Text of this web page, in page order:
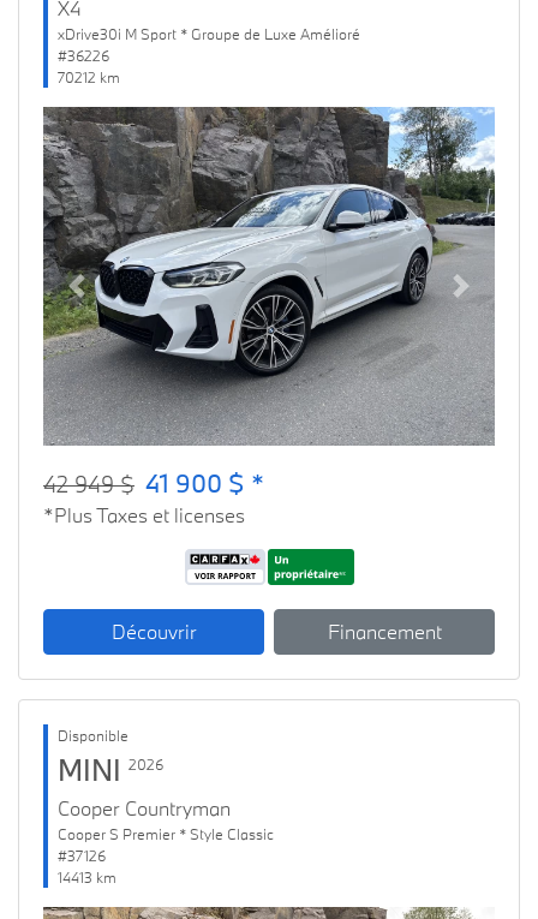
X4
xDrive30i M Sport * Groupe de Luxe Amélioré
#36226
70212 km
Previous Next
42 949 $ 41 900 $ *
*Plus Taxes et licenses
Découvrir Financement
Disponible
MINI 2026
Cooper Countryman
Cooper S Premier * Style Classic
#37126
14413 km